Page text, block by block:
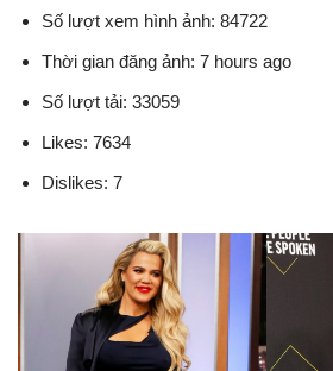
Số lượt xem hình ảnh: 84722
Thời gian đăng ảnh: 7 hours ago
Số lượt tải: 33059
Likes: 7634
Dislikes: 7